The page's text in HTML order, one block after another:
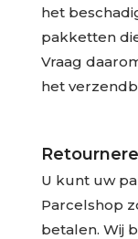
het
pakketten
Vraag
het
U kunt uw
Parcelshop
betalen. Wij